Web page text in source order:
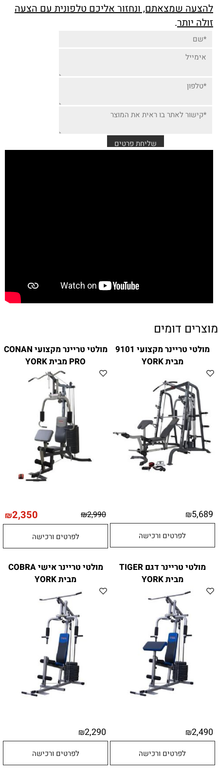
להצעה שמצאתם, ונחזור אליכם טלפונית עם הצעה
זולה יותר.
מוצרים דומים
מולטי טריינר מקצועי 9101
מבית YORK
₪5,689
לפרטים ורכישה
מולטי טריינר מקצועי CONAN
PRO מבית YORK
₪2,990
₪2,350
לפרטים ורכישה
מולטי טריינר דגם TIGER
מבית YORK
₪2,490
לפרטים ורכישה
מולטי טריינר אישי COBRA
מבית YORK
₪2,290
לפרטים ורכישה